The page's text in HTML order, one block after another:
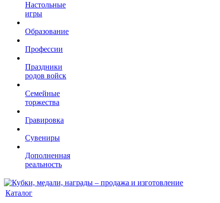
Настольные
игры
Образование
Профессии
Праздники
родов войск
Семейные
торжества
Гравировка
Сувениры
Дополненная
реальность
Каталог